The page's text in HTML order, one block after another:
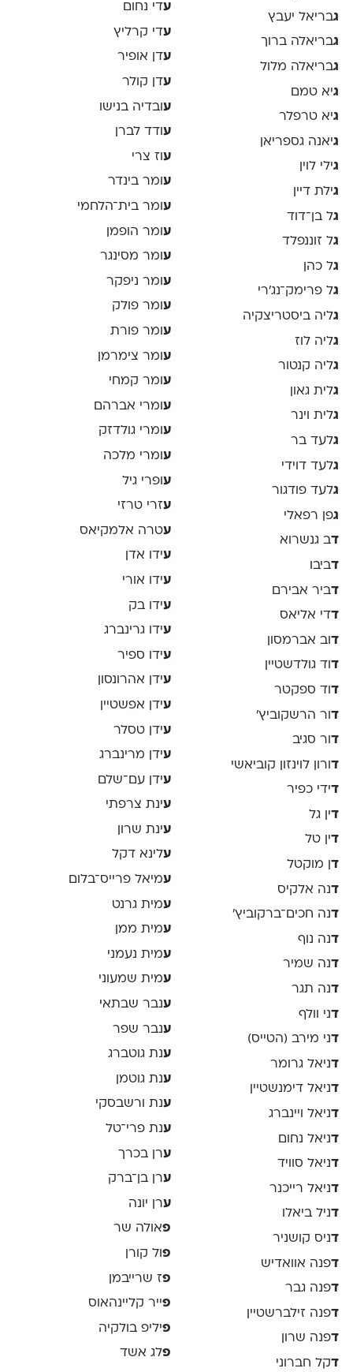
גבריאל יעבץ
גבריאלה ברוך
גבריאלה מלול
גיא טמם
גיא טרפלר
גיאנה גספריאן
גילי לוין
גילת דיין
גל בן־דוד
גל זוננפלד
גל כהן
גל פרימק־נג׳רי
גליה ביסטריצקיה
גליה לוז
גליה קנטור
גלית גאון
גלית וינר
גלעד בר
גלעד דוידי
גלעד פודגור
גפן רפאלי
דב גנשרוא
דביבו
דביר אבירם
דדי אליאס
דוב אברמסון
דוד גולדשטיין
דוד ספקטר
דור הרשקוביץ׳
דור סגיב
דורון לוינזון קוביאשי
דידי כפיר
דין גל
דין טל
דן מוקטל
דנה אלקיס
דנה חכים־ברקוביץ׳
דנה נוף
דנה שמיר
דנה תגר
דני וולף
דני מירב (הטייס)
דניאל גרומר
דניאל דימנשטיין
דניאל ויינברג
דניאל נחום
דניאל סוויד
דניאל רייכנר
דניל ביאלו
דניס קושניר
דפנה אוואדיש
דפנה גבר
דפנה זילברשטיין
דפנה שרון
דקל חברוני
עדי נחום
עדי קרליץ
עדן אופיר
עדן קולר
ע ובדיה בנישו
עודד לברן
ע וז צרי
עומר בינדר
ע ומר בית־הלחמי
ע ומר הופמן
עומר מסינגר
ע ומר ניפקר
עומר פולק
ע ומר פורת
ע ומר צימרמן
עומר קמחי
ע ומרי אברהם
עומרי גולדזק
ע ומרי מלכה
עופרי גיל
עזרי טרזי
עטרה אלמקיאס
עידו אדן
עידו אורי
עידו בק
עידו גרינברג
עידו ספיר
עידן אהרונסון
עידן אפשטיין
עידן טסלר
עידן מרינברג
עידן עם־שלם
עינת צרפתי
עינת שרון
עלינא דקל
עמיאל פרייס־בלום
עמית גרנט
עמית ממן
עמית נעמני
עמית שמעוני
ענבר שבתאי
ענבר שפר
ענת גוטברג
ענת גוטמן
ענת ורשבסקי
ענת פרי־טל
ערן בכרך
ערן בן־ברק
ערן יונה
פאולה שר
פ ול קורן
פז שרייבמן
פייר קליינהאוס
פיליפ בולקיה
פלג אשד